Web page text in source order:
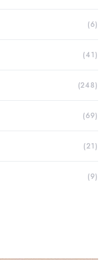
(6)
(41)
(248)
(69)
(21)
(9)